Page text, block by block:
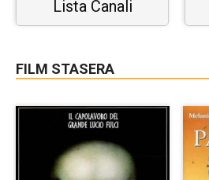
Lista Canali
FILM STASERA